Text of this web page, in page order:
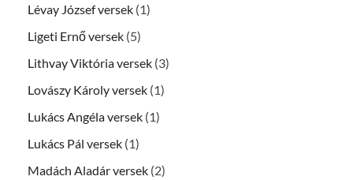
Lévay József versek (1)
Ligeti Ernő versek (5)
Lithvay Viktória versek (3)
Lovászy Károly versek (1)
Lukács Angéla versek (1)
Lukács Pál versek (1)
Madách Aladár versek (2)